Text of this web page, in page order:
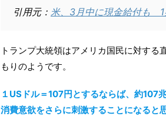
引用元： 米、3月中に現金給付も
トランプ大統領はアメリカ国民に対す
もりのようです。
１USドル＝107円とするならば、約107
消費意欲をさらに刺激することになると